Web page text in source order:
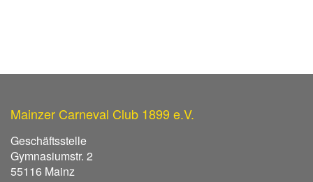
Mainzer Carneval Club 1899 e.V.
Geschäftsstelle
Gymnasiumstr. 2
55116 Mainz